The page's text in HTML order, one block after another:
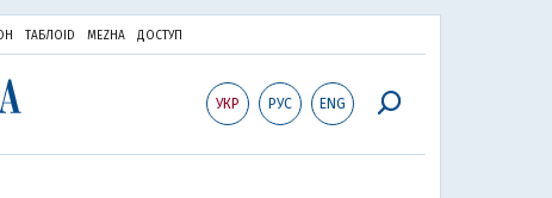
ТАБЛОID MEZHA ДОСТУП
УКР РУС ENG